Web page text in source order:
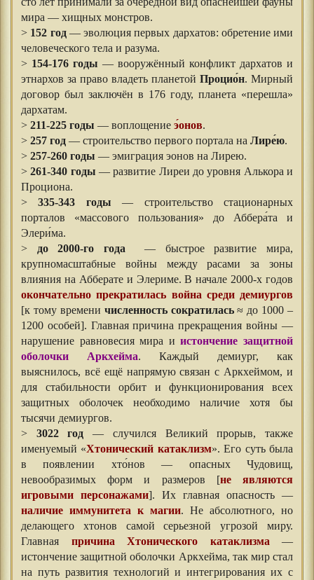
мира — хищных монстров.
> 152 год— эволюция первых дархатов: обретение ими
человеческого тела и разума.
> 154-176 годы — вооружённый конфликт дархатов и
этнархов за право владеть планетой Процио́н. Мирный
договор был заключён в 176 году, планета «перешла»
дархатам.
> 211-225 годы — воплощение э́онов.
> 257 год — строительство первого портала на Лире́ю.
> 257-260 годы — эмиграция эонов на Лирею.
>261-340 годы — развитие Лиреи до уровня Алькора и
Проциона.
>335-343 годы — строительство стационарных
порталов «массового пользования» до Аббера́та и
Элери́ма.
> до 2000-го года— быстрое развитие мира,
крупномасштабные войны между расами за зоны
влияния на Абберате и Элериме. В начале 2000-х годов
окончательно прекратилась война среди демиургов
[к тому времени численность сократилась≈ до 1000 –
1200 особей]. Главная причина прекращения войны —
нарушение равновесия мира иистончение защитной
оболочки Аркхейма. Каждый демиург, как
выяснилось, всё ещё напрямую связан с Аркхеймом, и
для стабильности орбит и функционирования всех
защитных оболочек необходимо наличие хотя бы
тысячи демиургов.
> 3022 год — случился Великий прорыв, также
именуемый «Хтонический катаклизм». Его суть была
в появлении хто́нов — опасных Чудовищ,
невообразимых форм и размеров [не являются
игровыми персонажами]. Их главная опасность —
наличие иммунитета к магии. Не абсолютного, но
делающего хтонов самой серьезной угрозой миру.
Главная причина Хтонического катаклизма—
истончение защитной оболочки Аркхейма, так мир стал
на путь развития технологий и интегрирования их с